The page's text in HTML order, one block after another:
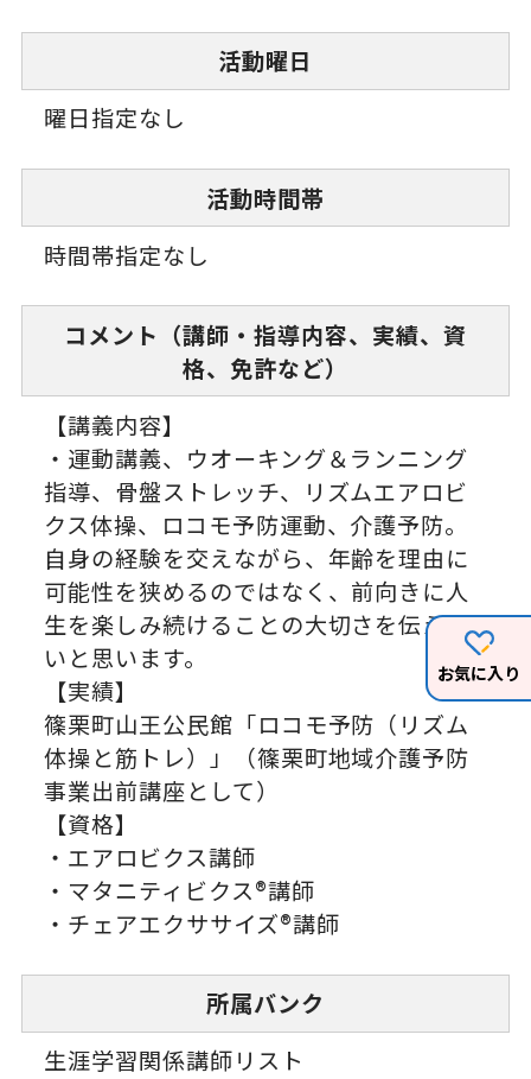
お気に入り
活動曜日
曜日指定なし
活動時間帯
時間帯指定なし
コメント（講師・指導内容、実績、資
格、免許など）
【講義内容】
・運動講義、ウオーキング＆ランニング
指導、骨盤ストレッチ、リズムエアロビ
クス体操、ロコモ予防運動、介護予防。
自身の経験を交えながら、年齢を理由に
可能性を狭めるのではなく、前向きに人
生を楽しみ続けることの大切さを伝えた
いと思います。
【実績】
篠栗町山王公民館「ロコモ予防（リズム
体操と筋トレ）」（篠栗町地域介護予防
事業出前講座として）
【資格】
・エアロビクス講師
・マタニティビクス®講師
・チェアエクササイズ®講師
所属バンク
生涯学習関係講師リスト